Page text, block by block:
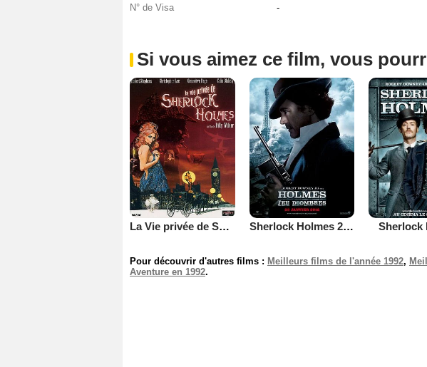
N° de Visa
-
Si vous aimez ce film, vous
La Vie privée de Sherlock Holmes Sherlock Holmes 2 : Jeu d'ombres Sherlock
Pour découvrir d'autres films : Meilleurs films de l'année 1992,
Aventure en 1992.